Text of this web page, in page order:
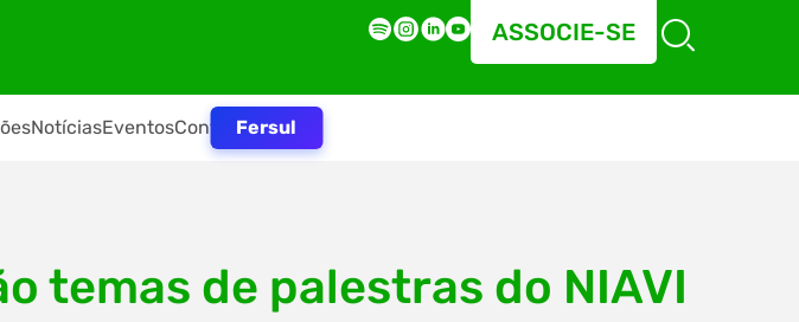
ASSOCIE-SE
NotíciasEventosContatoFersul
temas de palestras do NIAVI